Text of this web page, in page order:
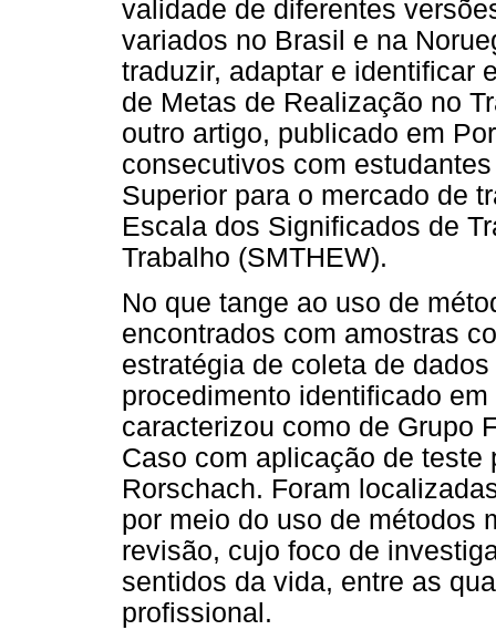
validade de diferentes
variados no Brasil e na
traduzir, adaptar e identificar
de Metas de Realização no
outro artigo, publicado em
consecutivos com
Superior para o mercado de
Escala dos Significados de
Trabalho (SMTHEW).
No que tange ao uso de
encontrados com amostras
estratégia de coleta de
procedimento identificado
caracterizou como de Grupo
Caso com aplicação de teste
Rorschach. Foram
por meio do uso de métodos
revisão, cujo foco de
sentidos da vida, entre as
profissional.